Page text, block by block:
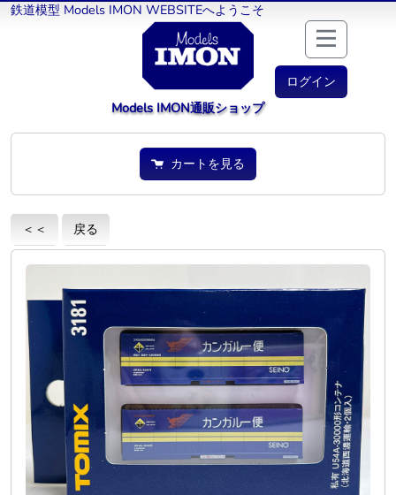
鉄道模型 Models IMON WEBSITEへようこそ
ログイン
Models IMON通販ショップ
カートを見る
＜＜ 戻る